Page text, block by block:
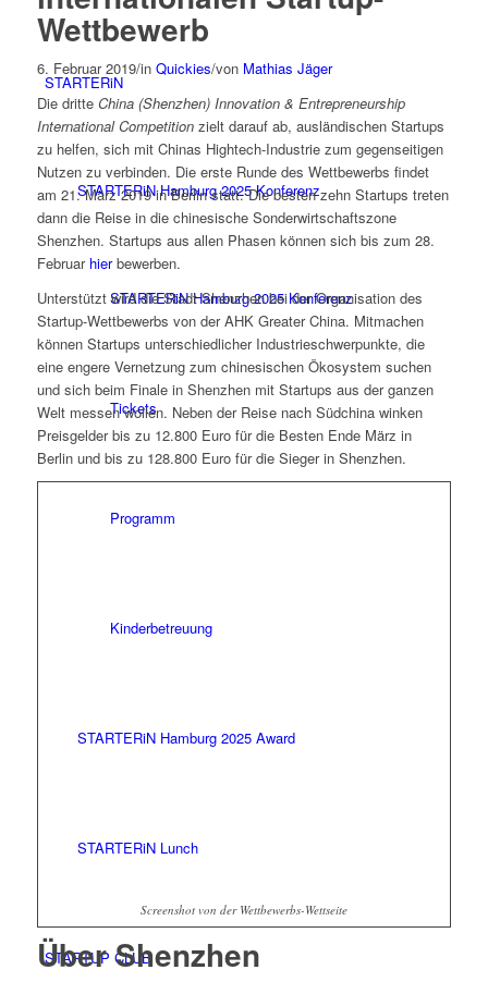
STARTERiN
STARTERiN Hamburg 2025 Konferenz
STARTERiN Hamburg 2025 Konferenz
Tickets
Programm
Kinderbetreuung
STARTERiN Hamburg 2025 Award
STARTERiN Lunch
STARTUP CLUB
Wettbewerb
6. Februar 2019/in Quickies/von Mathias Jäger
Die dritte China (Shenzhen) Innovation & Entrepreneurship
International Competitionzielt darauf ab, ausländischen Startups
zu helfen, sich mit Chinas Hightech-Industrie zum gegenseitigen
Nutzen zu verbinden. Die erste Runde des Wettbewerbs findet
am 21. März 2019 in Berlin statt. Die besten zehn Startups treten
dann die Reise in die chinesische Sonderwirtschaftszone
Shenzhen. Startups aus allen Phasen können sich bis zum 28.
Februar hierbewerben.
Unterstützt wird die Stadt Shenzhen bei der Organisation des
Startup-Wettbewerbs von der AHK Greater China. Mitmachen
können Startups unterschiedlicher Industrieschwerpunkte, die
eine engere Vernetzung zum chinesischen Ökosystem suchen
und sich beim Finale in Shenzhen mit Startups aus der ganzen
Welt messen wollen. Neben der Reise nach Südchina winken
Preisgelder bis zu 12.800 Euro für die Besten Ende März in
Berlin und bis zu 128.800 Euro für die Sieger in Shenzhen.
Screenshot von der Wettbewerbs-Wettseite
Über Shenzhen